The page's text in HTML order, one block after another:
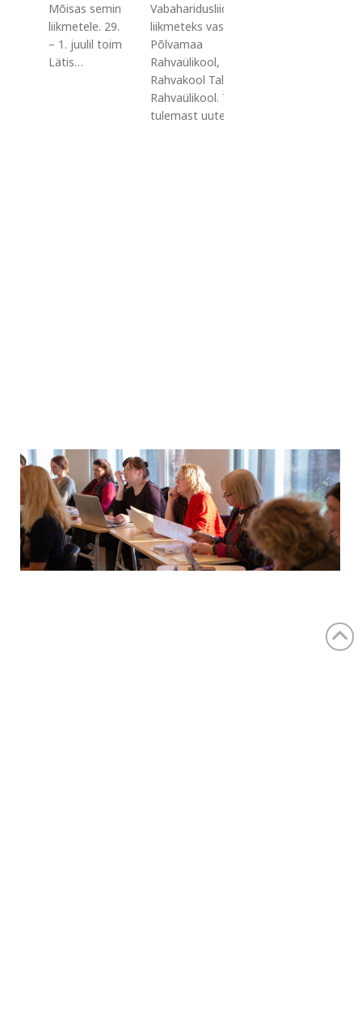
Mõisas seminar
liikmetele. 29. juunil
– 1. juulil toimub
Lätis…
Vabaharidusliidu
liikmeteks vastu
Põlvamaa
Rahvaülikool, Rapla
Rahvakool Tallinna
Rahvaülikool. Tere
tulemast uutele…